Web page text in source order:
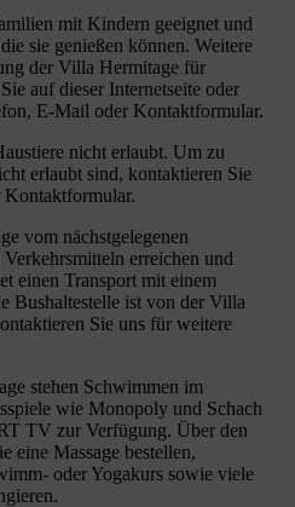
mit Kindern geeignet und
sie genießen können. Weitere
der Villa Hermitage für
auf dieser Internetseite oder
E-Mail oder Kontaktformular.
nicht erlaubt. Um zu
erlaubt sind, kontaktieren Sie
vom nächstgelegenen
erreichen und
einen Transport mit einem
Bushaltestelle ist von der Villa
Sie uns für weitere
stehen Schwimmen im
wie Monopoly und Schach
TV zur Verfügung. Über den
eine Massage bestellen,
oder Yogakurs sowie viele